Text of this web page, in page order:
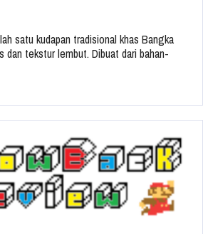
satu kudapan tradisional khas Bangka
dan tekstur lembut. Dibuat dari bahan-